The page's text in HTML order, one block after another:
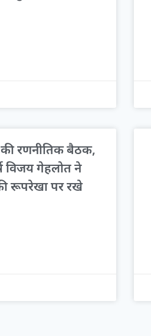
की रणनीतिक बैठक,
विजय गेहलोत ने
रूपरेखा पर रखे